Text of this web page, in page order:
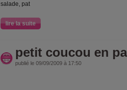
salade, pat
lire la suite
petit coucou en
publié le 09/09/2009 à 17:50